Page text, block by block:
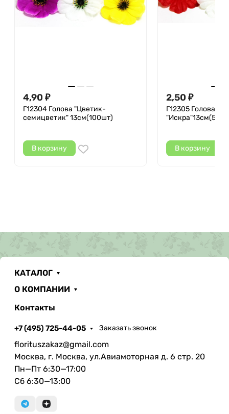
4,90 ₽
Г12304 Голова "Цветик-
семицветик" 13см(100шт)
В корзину
2,50 ₽
Г12305 Голова
В корзину
КАТАЛОГ
О КОМПАНИИ
Контакты
+7 (495) 725-44-05 Заказать звонок
florituszakaz@gmail.com
Москва, г. Москва, ул.Авиамоторная д. 6 стр. 20
Пн—Пт 6:30—17:00
Сб 6:30—13:00